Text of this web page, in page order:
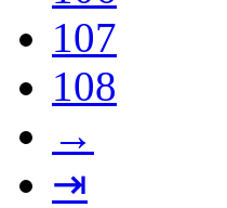
107
108
→
⇥